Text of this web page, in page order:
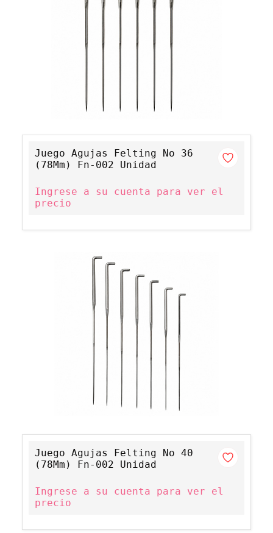
Juego Agujas Felting No 36
(78Mm) Fn-002 Unidad
Ingrese a su cuenta para ver el
precio
Juego Agujas Felting No 40
(78Mm) Fn-002 Unidad
Ingrese a su cuenta para ver el
precio